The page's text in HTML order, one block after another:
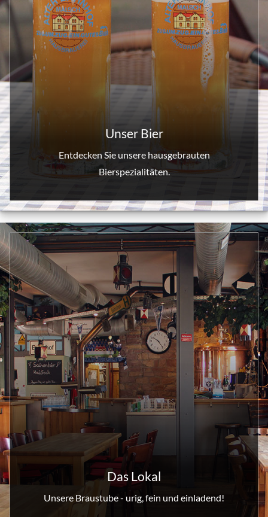
Unser Bier
Entdecken Sie unsere hausgebrauten
Bierspezialitäten.
Das Lokal
Unsere Braustube - urig, fein und einladend!